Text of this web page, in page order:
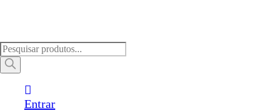
Pesquisar
produtos
Entrar